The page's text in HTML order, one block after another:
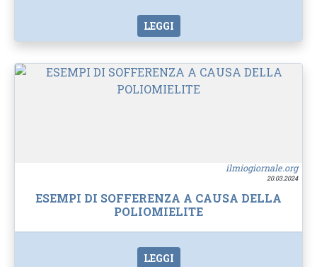
LEGGI
ilmiogiornale.org
20.03.2024
ESEMPI DI SOFFERENZA A CAUSA DELLA
POLIOMIELITE
LEGGI